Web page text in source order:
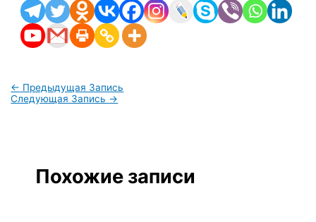
← Предыдущая Запись
Следующая Запись →
Похожие записи